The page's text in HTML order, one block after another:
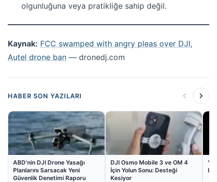
olgunluğuna veya pratikliğe sahip değil.
Kaynak: FCC swamped with angry pleas over DJI,
Autel drone ban — dronedj.com
HABER SON YAZILARI
ABD’nin DJI Drone Yasağı
Planlarını Sarsacak Yeni
Güvenlik Denetimi Raporu
DJI Osmo Mobile 3 ve OM 4
İçin Yolun Sonu: Desteği
Kesiyor